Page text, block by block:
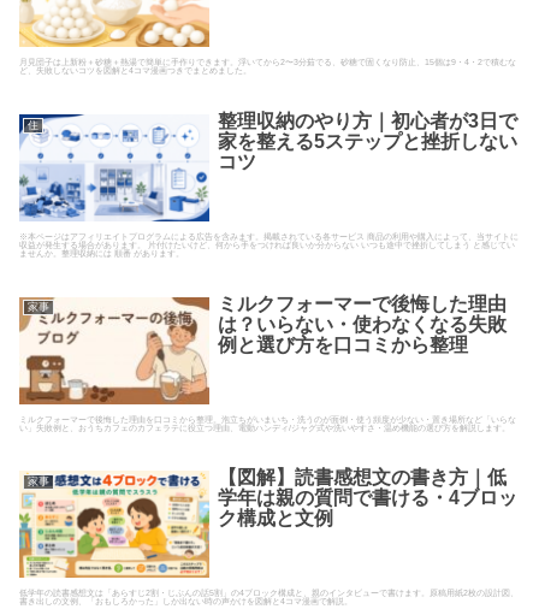
月見団子は上新粉＋砂糖＋熱湯で簡単に手作りできます。浮いてから2〜3分茹でる、砂糖で固くなり防止、15個は9・4・2で積むな
ど、失敗しないコツを図解と4コマ漫画つきでまとめました。
住
整理収納のやり方｜初心者が3日で
家を整える5ステップと挫折しない
コツ
※本ページはアフィリエイトプログラムによる広告を含みます。掲載されている各サービス 商品の利用や購入によって、当サイトに
収益が発生する場合があります。 片付けたいけど、何から手をつければ良いか分からない いつも途中で挫折してしまう と感じてい
ませんか。整理収納には 順番 があります。
家事
ミルクフォーマーで後悔した理由
は？いらない・使わなくなる失敗
例と選び方を口コミから整理
ミルクフォーマーで後悔した理由を口コミから整理。泡立ちがいまいち・洗うのが面倒・使う頻度が少ない・置き場所など「いらな
い」失敗例と、おうちカフェのカフェラテに役立つ理由、電動ハンディ/ジャグ式や洗いやすさ・温め機能の選び方を解説します。
家事
【図解】読書感想文の書き方｜低
学年は親の質問で書ける・4ブロッ
ク構成と文例
低学年の読書感想文は「あらすじ2割・じぶんの話5割」の4ブロック構成と、親のインタビューで書けます。原稿用紙2枚の設計図、
書き出しの文例、「おもしろかった」しか出ない時の声かけを図解と4コマ漫画で解説。